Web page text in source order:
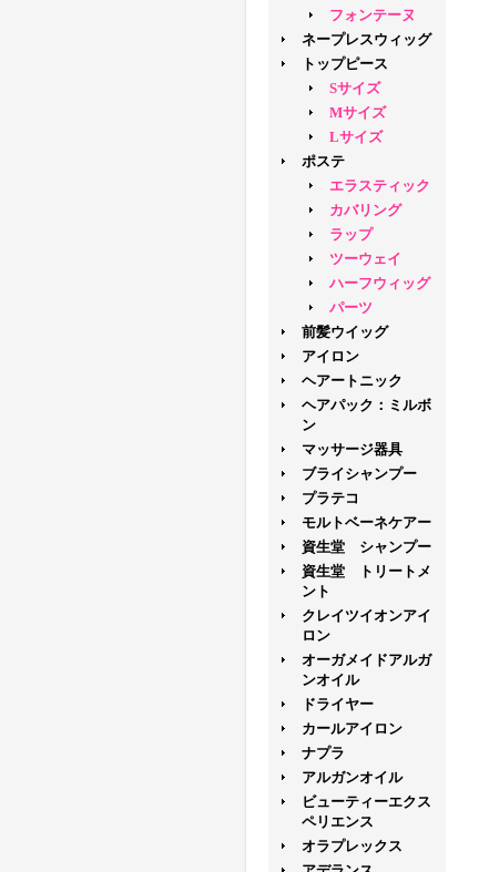
フォンテーヌ
ネープレスウィッグ
トップピース
Sサイズ
Mサイズ
Lサイズ
ポステ
エラスティック
カバリング
ラップ
ツーウェイ
ハーフウィッグ
パーツ
前髪ウイッグ
アイロン
ヘアートニック
ヘアパック：ミルボ
ン
マッサージ器具
ブライシャンプー
プラテコ
モルトベーネケアー
資生堂 シャンプー
資生堂 トリートメ
ント
クレイツイオンアイ
ロン
オーガメイドアルガ
ンオイル
ドライヤー
カールアイロン
ナプラ
アルガンオイル
ビューティーエクス
ペリエンス
オラプレックス